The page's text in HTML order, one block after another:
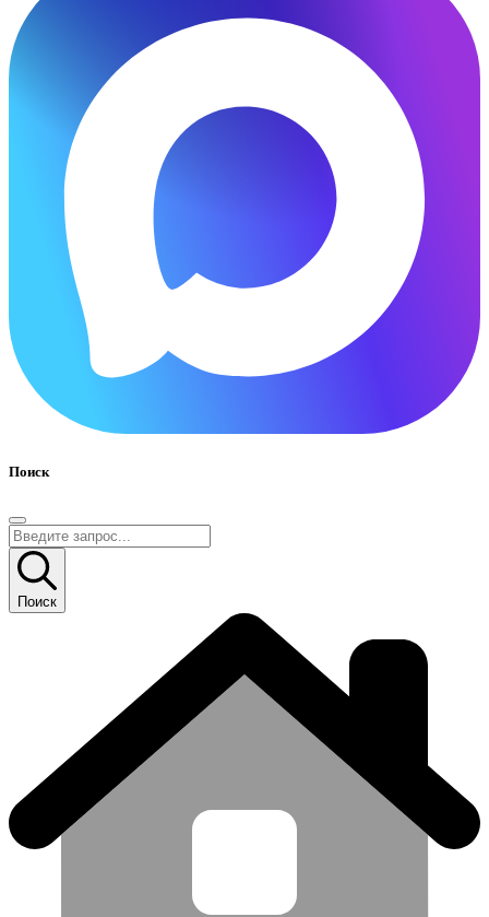
Поиск
Поиск